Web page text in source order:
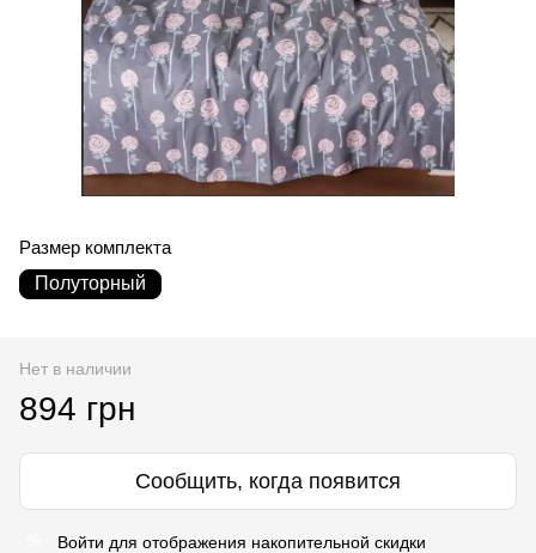
Размер комплекта
Полуторный
Нет в наличии
894 грн
Сообщить, когда появится
Войти для отображения накопительной скидки